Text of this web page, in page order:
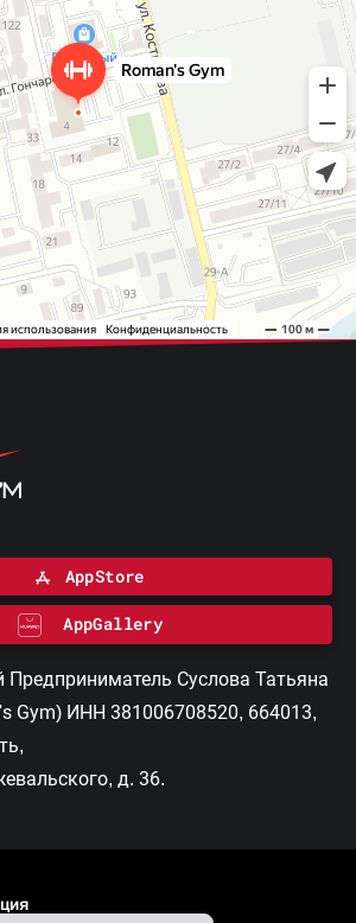
AppStore
AppGallery
Суслова Татьяна
Gym) ИНН 381006708520, 664013,
д. 36.